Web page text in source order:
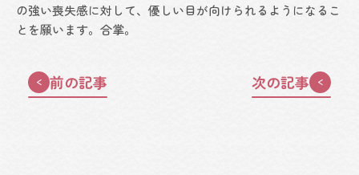
の強い喪失感に対して、優しい目が向けられるようになるこ
とを願います。合掌。
前の記事 次の記事